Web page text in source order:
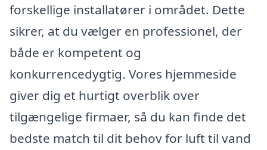
forskellige installatører i området. Dette
sikrer, at du vælger en professionel, der
både er kompetent og
konkurrencedygtig. Vores hjemmeside
giver dig et hurtigt overblik over
tilgængelige firmaer, så du kan finde det
bedste match til dit behov for luft til vand